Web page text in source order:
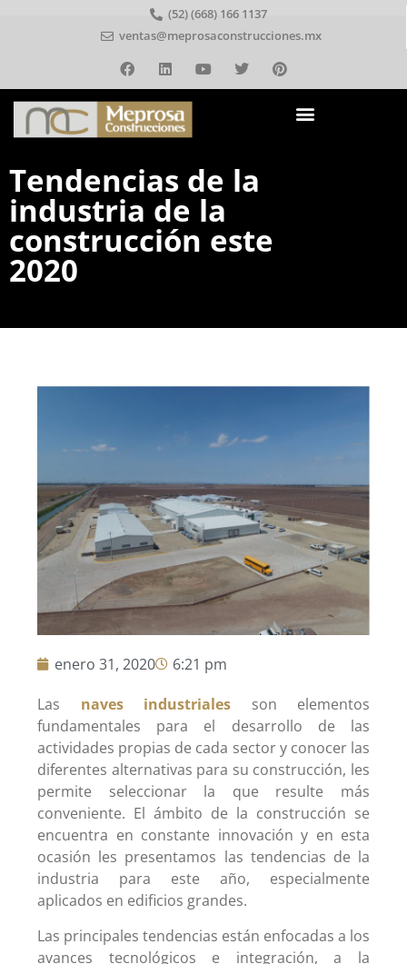
(52) (668) 166 1137
ventas@meprosaconstrucciones.mx
Tendencias de la
industria de la
construcción este
2020
enero 31, 2020
6:21 pm
Las naves industriales son elementos
fundamentales para el desarrollo de las
actividades propias de cada sector y conocer las
diferentes alternativas para su construcción, les
permite seleccionar la que resulte más
conveniente. El ámbito de la construcción se
encuentra en constante innovación y en esta
ocasión les presentamos las tendencias de la
industria para este año, especialmente
aplicados en edificios grandes.
Las principales tendencias están enfocadas a los
avances tecnológicos e integración, a la